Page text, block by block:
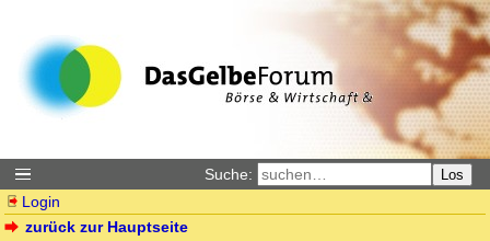
Suche: Los
Login
zurück zur Hauptseite